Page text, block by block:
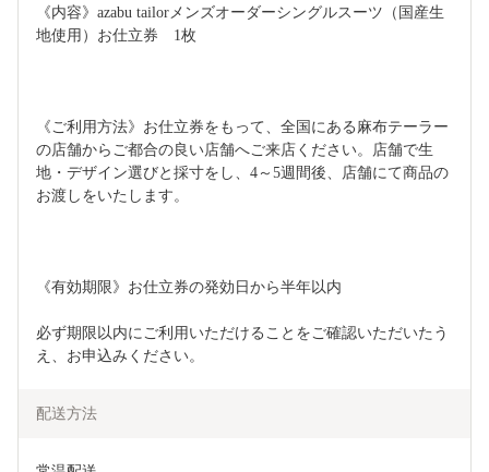
《内容》azabu tailorメンズオーダーシングルスーツ（国産生
地使用）お仕立券　1枚
《ご利用方法》お仕立券をもって、全国にある麻布テーラー
の店舗からご都合の良い店舗へご来店ください。店舗で生
地・デザイン選びと採寸をし、4～5週間後、店舗にて商品の
お渡しをいたします。
《有効期限》お仕立券の発効日から半年以内
必ず期限以内にご利用いただけることをご確認いただいたう
え、お申込みください。
配送方法